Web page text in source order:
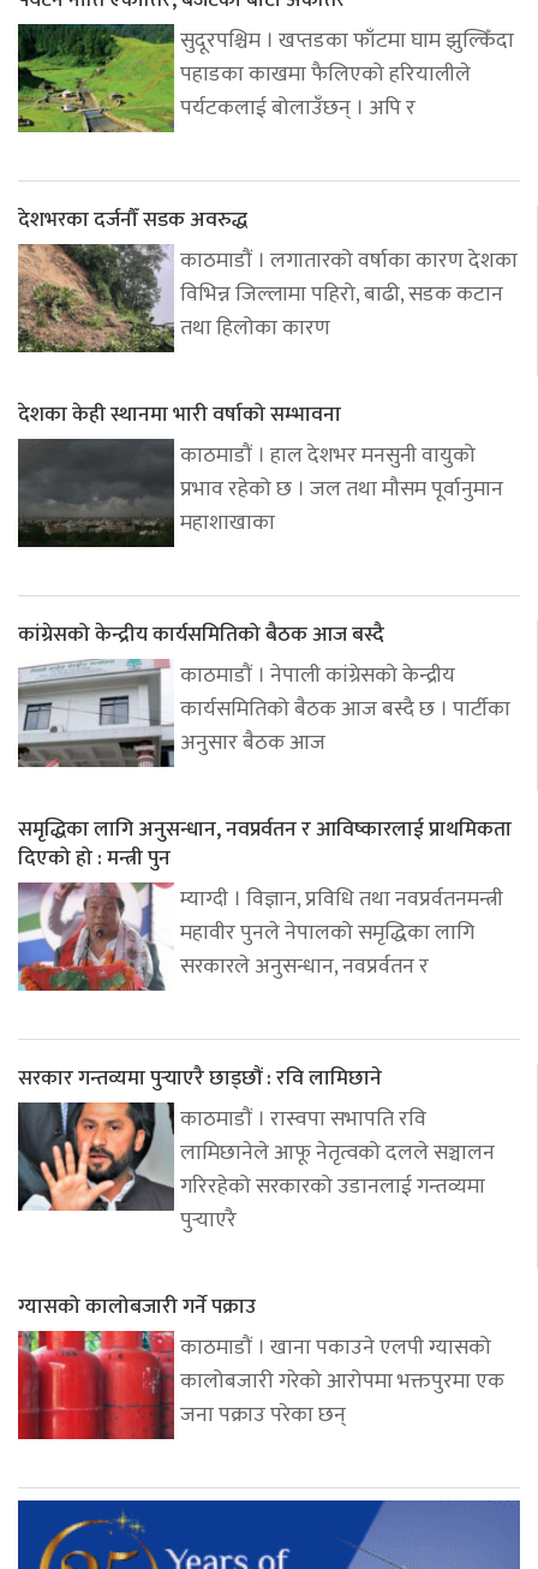
सुदूरपश्चिम । खप्तडका फाँटमा घाम झुल्किँदा
पहाडका काखमा फैलिएको हरियालीले
पर्यटकलाई बोलाउँछन् । अपि र
देशभरका दर्जनौँ सडक अवरुद्ध
काठमाडौं । लगातारको वर्षाका कारण देशका
विभिन्न जिल्लामा पहिरो, बाढी, सडक कटान
तथा हिलोका कारण
देशका केही स्थानमा भारी वर्षाको सम्भावना
काठमाडौं । हाल देशभर मनसुनी वायुको
प्रभाव रहेको छ । जल तथा मौसम पूर्वानुमान
महाशाखाका
कांग्रेसको केन्द्रीय कार्यसमितिको बैठक आज बस्दै
काठमाडौं । नेपाली कांग्रेसको केन्द्रीय
कार्यसमितिको बैठक आज बस्दै छ । पार्टीका
अनुसार बैठक आज
समृद्धिका लागि अनुसन्धान, नवप्रर्वतन र आविष्कारलाई प्राथमिकता
दिएको हो : मन्त्री पुन
म्याग्दी । विज्ञान, प्रविधि तथा नवप्रर्वतनमन्त्री
महावीर पुनले नेपालको समृद्धिका लागि
सरकारले अनुसन्धान, नवप्रर्वतन र
सरकार गन्तव्यमा पुर्‍याएरै छाड्छौं : रवि लामिछाने
काठमाडौं । रास्वपा सभापति रवि
लामिछानेले आफू नेतृत्वको दलले सञ्चालन
गरिरहेको सरकारको उडानलाई गन्तव्यमा
पुर्‍याएरै
ग्यासको कालोबजारी गर्ने पक्राउ
काठमाडौं । खाना पकाउने एलपी ग्यासको
कालोबजारी गरेको आरोपमा भक्तपुरमा एक
जना पक्राउ परेका छन्